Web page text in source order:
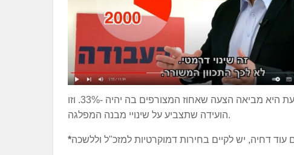
כי הועידה שהכילה אז כ-18% צירים מצורפים איננה כשירה לקבל החלטות, וכעת היא מביאה הצעה שאחוז המצורפים בה יהיה -33%. וזו
הועידה שתצביע על שינויי מבנה המפלגה.